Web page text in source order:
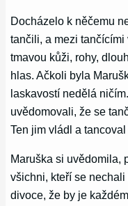
Docházelo k něčemu
tančili, a mezi
tmavou kůži, rohy,
hlas. Ačkoli byla
laskavostí nedělá
uvědomovali, že se
Ten jim vládl a
Maruška si uvědomila,
všichni, kteří se
divoce, že by je